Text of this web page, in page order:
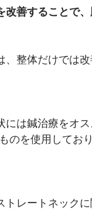
改善することで
、整体だけでは
には鍼治療をオ
のを使用してお
トレートネック